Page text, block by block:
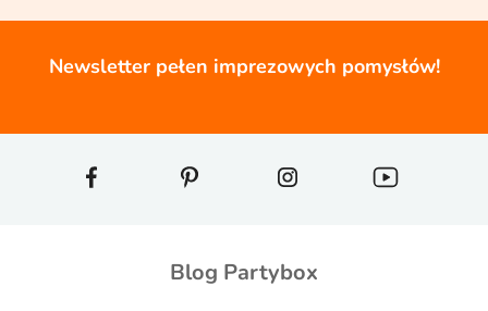
Newsletter pełen imprezowych pomysłów!
Blog Partybox